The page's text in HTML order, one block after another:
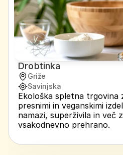
Drobtinka
Griže
Savinjska
Ekološka spletna trgovina
presnimi in veganskimi
namazi, superživila in več
vsakodnevno prehrano.